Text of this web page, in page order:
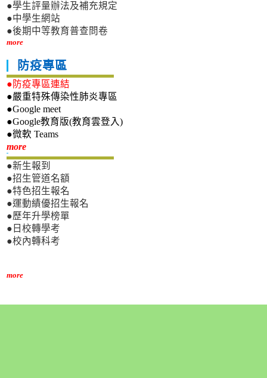
●學生評量辦法及補充規定
●中學生網站
●後期中等教育普查問卷
more
防疫專區
●防疫專區連結
●嚴重特殊傳染性肺炎專區
●Google meet
●Google教育版(教育雲登入)
●微軟 Teams
more新生專區
●新生報到
●招生管道名額
●特色招生報名
●運動績優招生報名
●歷年升學榜單
●日校轉學考
●校內轉科考
more